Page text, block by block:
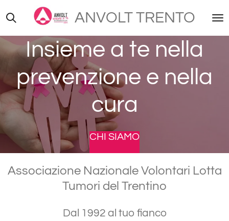
Vai
al
contenuto
principale
ANVOLT TRENTO
Insieme a te nella
prevenzione e nella
cura
CHI SIAMO
Associazione Nazionale Volontari Lotta
Tumori del Trentino
Dal 1992 al tuo fianco